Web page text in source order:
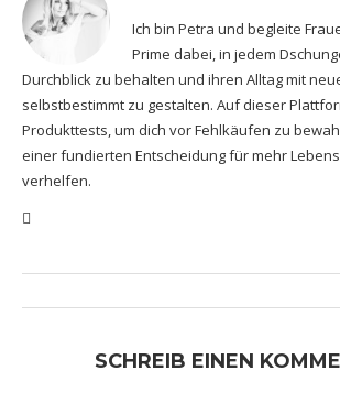
Ich bin Petra und begleite
Prime dabei, in jedem
Durchblick zu behalten und ihren Alltag mit
selbstbestimmt zu gestalten. Auf dieser
Produkttests, um dich vor Fehlkäufen zu
einer fundierten Entscheidung für mehr
verhelfen.
SCHREIB EINEN